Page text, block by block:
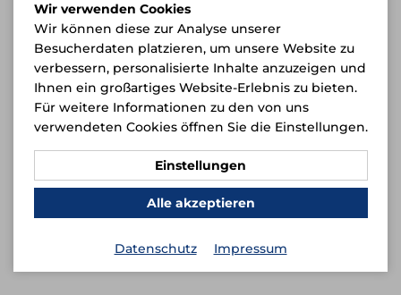
sorgen unsere kalorienarmen DROP
Getränke Schluck für Schluck für ein ganz
besonderes, spritzig-frisches Erlebnis!
Wir verwenden Cookies
Wir können diese zur Analyse unserer
Besucherdaten platzieren, um unsere Website zu
verbessern, personalisierte Inhalte anzuzeigen und
Ihnen ein großartiges Website-Erlebnis zu bieten.
Für weitere Informationen zu den von uns
verwendeten Cookies öffnen Sie die Einstellungen.
Einstellungen
Alle akzeptieren
Datenschutz Impressum